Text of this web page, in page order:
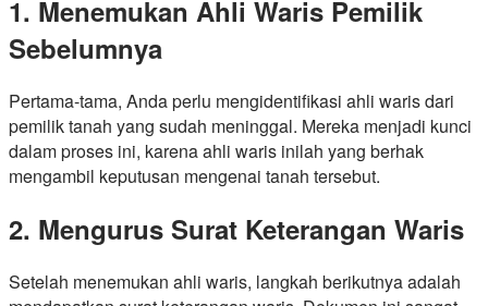
1. Menemukan Ahli Waris Pemilik
Sebelumnya
Pertama-tama, Anda perlu mengidentifikasi ahli waris dari
pemilik tanah yang sudah meninggal. Mereka menjadi kunci
dalam proses ini, karena ahli waris inilah yang berhak
mengambil keputusan mengenai tanah tersebut.
2. Mengurus Surat Keterangan Waris
Setelah menemukan ahli waris, langkah berikutnya adalah